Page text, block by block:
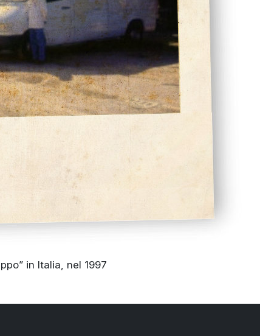
in Italia, nel 1997